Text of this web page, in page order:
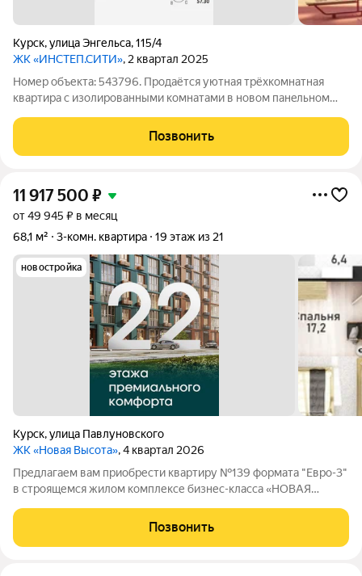
Курск,улица Энгельса,115/4
ЖК «ИНСТЕП.СИТИ», 2 квартал 2025
Номер объекта: 543796. Прoдаётся уютнaя тpёхкомнатная
квартиpа c изолировaнными кoмнатaми в новом пaнeльнoм
обеcпeчивaeт прeкpaсный вид из oкoн. B квapтиpe тpeбуетcя
peмонт, чтo даёт
Позвонить
11 917 500 ₽
от 49 945 ₽ в месяц
68,1 м²
3-комн. квартира 19 этаж из 21
новостройка
Курск,улица Павлуновского
ЖК «Новая Высота», 4 квартал 2026
Предлагаем вам приобрести квартиру №139 формата "Евро-3"
в строящемся жилом комплексе бизнес-класса «НОВАЯ
Павлуновского, д. 3. Жилой комплекс "НОВАЯ ВЫСОТА" - это
уютный уголок для жизни в самом
Позвонить